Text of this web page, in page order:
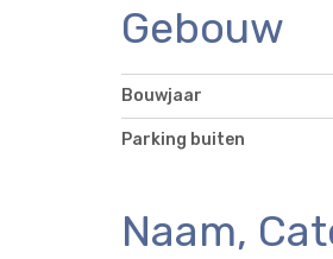
Gebouw
Bouwjaar
Parking buiten
Naam,